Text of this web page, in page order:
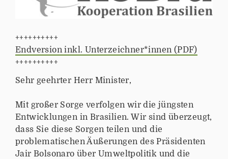
++++++++++
Endversion inkl. Unterzeichner*innen (PDF)
++++++++++
Sehr geehrter Herr Minister,
Mit großer Sorge verfolgen wir die jüngsten
Entwicklungen in Brasilien. Wir sind überzeugt,
dass Sie diese Sorgen teilen und die
problematischen Äußerungen des Präsidenten
Jair Bolsonaro über Umweltpolitik und die